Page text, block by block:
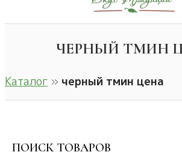
ЧЕРНЫЙ ТМИН
Каталог » черный тмин цена
ПОИСК ТОВАРОВ